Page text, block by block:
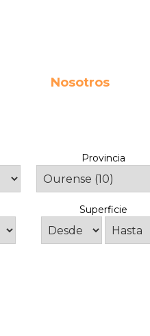
Nosotros
Provincia
Superficie